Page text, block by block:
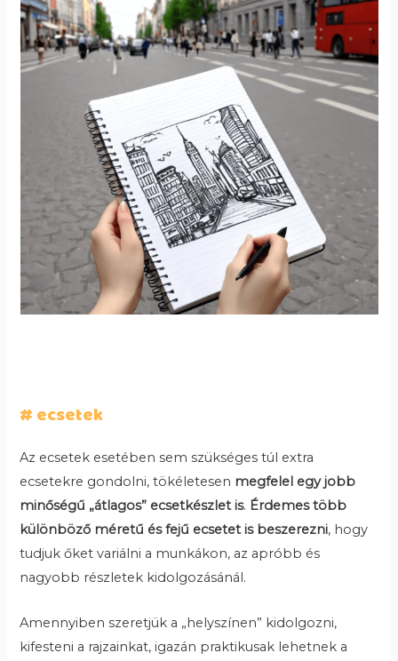
# ecsetek
Az ecsetek esetében sem szükséges túl extra
ecsetekre gondolni, tökéletesen megfelel egy jobb
minőségű „átlagos” ecsetkészlet is. Érdemes több
különböző méretű és fejű ecsetet is beszerezni, hogy
tudjuk őket variálni a munkákon, az apróbb és
nagyobb részletek kidolgozásánál.
Amennyiben szeretjük a „helyszínen” kidolgozni,
kifesteni a rajzainkat, igazán praktikusak lehetnek a